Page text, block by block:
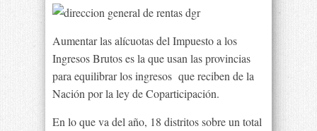
Aumentar las alícuotas del Impuesto a los
Ingresos Brutos es la que usan las provincias
para equilibrar los ingresos que reciben de la
Nación por la ley de Coparticipación.
En lo que va del año, 18 distritos sobre un total